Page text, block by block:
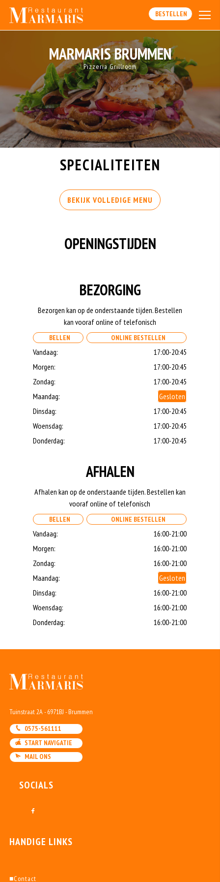
BESTELLEN
MARMARIS BRUMMEN
Pizzeria Grillroom
SPECIALITEITEN
BEKIJK VOLLEDIGE MENU
OPENINGSTIJDEN
BEZORGING
Bezorgen kan op de onderstaande tijden. Bestellen
kan vooraf online of telefonisch
BELLEN ONLINE BESTELLEN
Vandaag:
17:00-20:45
Morgen:
17:00-20:45
Zondag:
17:00-20:45
Maandag:
Gesloten
Dinsdag:
17:00-20:45
Woensdag:
17:00-20:45
Donderdag:
17:00-20:45
AFHALEN
Afhalen kan op de onderstaande tijden. Bestellen kan
vooraf online of telefonisch
BELLEN ONLINE BESTELLEN
Vandaag:
16:00-21:00
Morgen:
16:00-21:00
Zondag:
16:00-21:00
Maandag:
Gesloten
Dinsdag:
16:00-21:00
Woensdag:
16:00-21:00
Donderdag:
16:00-21:00
Tuinstraat 2A - 6971BJ - Brummen
0575-561111
START NAVIGATIE
MAIL ONS
SOCIALS
HANDIGE LINKS
■Contact